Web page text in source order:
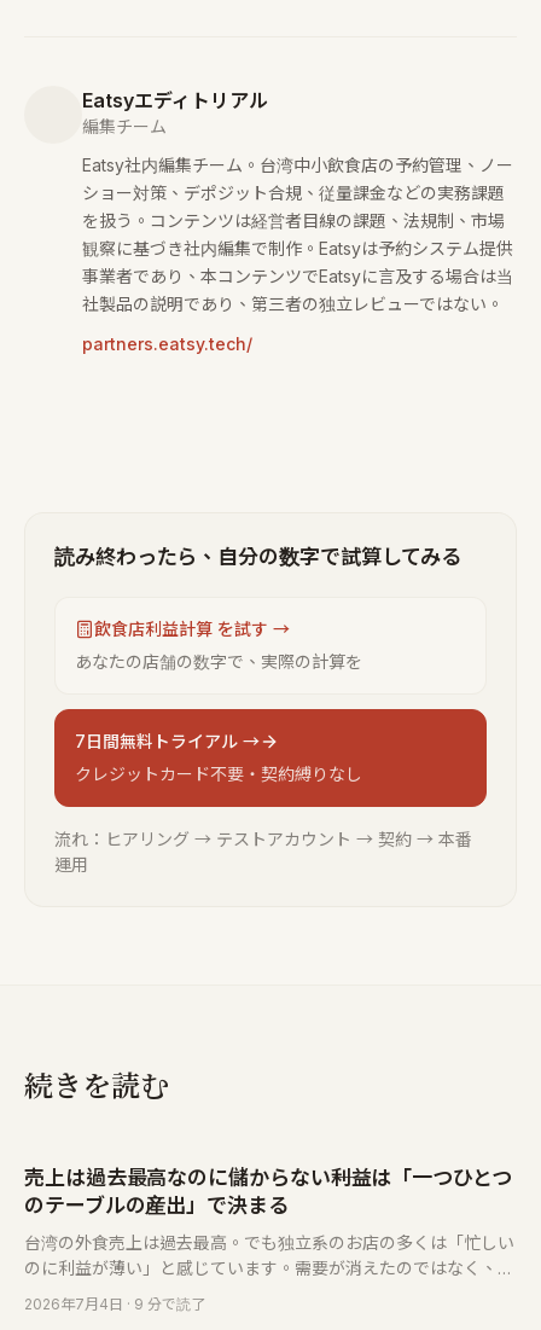
Eatsyエディトリアル
編集チーム
Eatsy社内編集チーム。台湾中小飲食店の予約管理、ノー
ショー対策、デポジット合規、従量課金などの実務課題
を扱う。コンテンツは経営者目線の課題、法規制、市場
観察に基づき社内編集で制作。Eatsyは予約システム提供
事業者であり、本コンテンツでEatsyに言及する場合は当
社製品の説明であり、第三者の独立レビューではない。
partners.eatsy.tech/
読み終わったら、自分の数字で試算してみる
飲食店利益計算 を試す →
あなたの店舗の数字で、実際の計算を
7日間無料トライアル →
クレジットカード不要・契約縛りなし
流れ：ヒアリング → テストアカウント → 契約 → 本番
運用
続きを読む
売上は過去最高なのに儲からない――利益は「一つひとつ
のテーブルの産出」で決まる
台湾の外食売上は過去最高。でも独立系のお店の多くは「忙しい
のに利益が薄い」と感じています。需要が消えたのではなく、粗
利が両側から挟み撃ちにされているのです。「一つひとつのテー
ブルの産出」で利益を取り戻す方法をお話しします。
2026年7月4日 · 9 分で読了